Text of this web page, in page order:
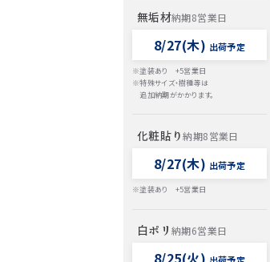
無垢材納期8営業日
8/27(木) 出荷予定
※塗装あり +5営業日
※特殊サイズ・樹種等は
追加納期がかかります。
化粧貼り納期8営業日
8/27(木) 出荷予定
※塗装あり +5営業日
白ポリ納期6営業日
8/25(火)